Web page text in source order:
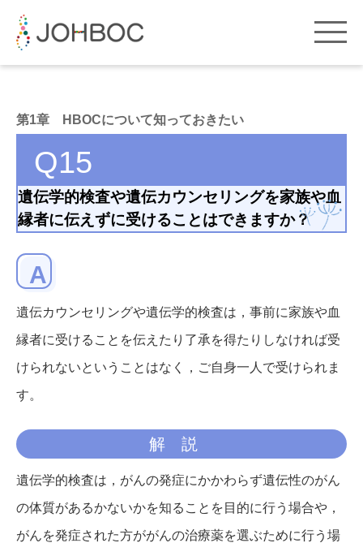
第1章 HBOCについて知っておきたい
Q15
遺伝学的検査や遺伝カウンセリングを家族や血
縁者に伝えずに受けることはできますか？
A
遺伝カウンセリングや遺伝学的検査は，事前に家族や血
縁者に受けることを伝えたり了承を得たりしなければ受
けられないということはなく，ご自身一人で受けられま
す。
解説
遺伝学的検査は，がんの発症にかかわらず遺伝性のがん
の体質があるかないかを知ることを目的に行う場合や，
がんを発症された方ががんの治療薬を選ぶために行う場